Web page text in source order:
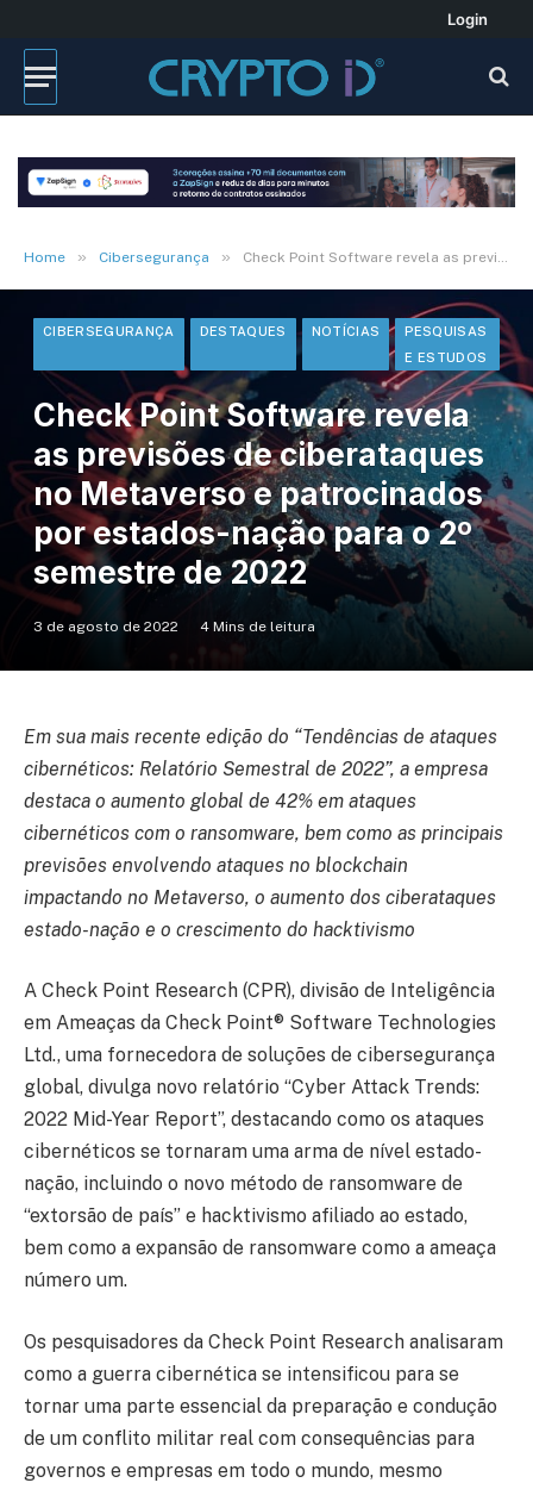
Login
Home » Cibersegurança » Check Point Software revela as previsões de ciberataques no Metaverso e patrocinados por estados-nação para o 2º semestre de 2022
CIBERSEGURANÇA DESTAQUES NOTÍCIAS
PESQUISAS
E ESTUDOS
Check Point Software revela
as previsões de ciberataques
no Metaverso e patrocinados
por estados-nação para o 2º
semestre de 2022
3 de agosto de 2022 4 Mins de leitura
Em sua mais recente edição do “Tendências de ataques
cibernéticos: Relatório Semestral de 2022”, a empresa
destaca o aumento global de 42% em ataques
cibernéticos com o ransomware, bem como as principais
previsões envolvendo ataques no blockchain
impactando no Metaverso, o aumento dos ciberataques
estado-nação e o crescimento do hacktivismo
A Check Point Research (CPR), divisão de Inteligência
em Ameaças da Check Point® Software Technologies
Ltd., uma fornecedora de soluções de cibersegurança
global, divulga novo relatório “Cyber Attack Trends:
2022 Mid-Year Report”, destacando como os ataques
cibernéticos se tornaram uma arma de nível estado-
nação, incluindo o novo método de ransomware de
“extorsão de país” e hacktivismo afiliado ao estado,
bem como a expansão de ransomware como a ameaça
número um.
Os pesquisadores da Check Point Research analisaram
como a guerra cibernética se intensificou para se
tornar uma parte essencial da preparação e condução
de um conflito militar real com consequências para
governos e empresas em todo o mundo, mesmo